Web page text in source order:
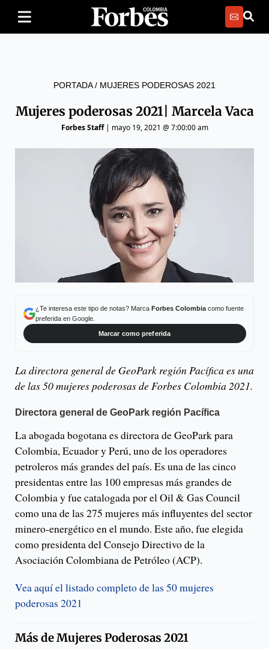
PORTADA/ MUJERES PODEROSAS 2021
Mujeres poderosas 2021| Marcela Vaca
Forbes Staff| mayo 19, 2021 @ 7:00:00 am
¿Te interesa este tipo de notas? Marca Forbes Colombiacomo fuente
preferida en Google.
Marcar como preferida
La directora general de GeoPark región Pacífica es una
de las 50 mujeres poderosas de Forbes Colombia 2021.
Directora general de GeoPark región Pacífica
La abogada bogotana es directora de GeoPark para
Colombia, Ecuador y Perú, uno de los operadores
petroleros más grandes del país. Es una de las cinco
presidentas entre las 100 empresas más grandes de
Colombia y fue catalogada por el Oil & Gas Council
como una de las 275 mujeres más influyentes del sector
minero-energético en el mundo. Este año, fue elegida
como presidenta del Consejo Directivo de la
Asociación Colombiana de Petróleo (ACP).
Vea aquí el listado completo de las 50 mujeres
poderosas 2021
Más deMujeres Poderosas 2021